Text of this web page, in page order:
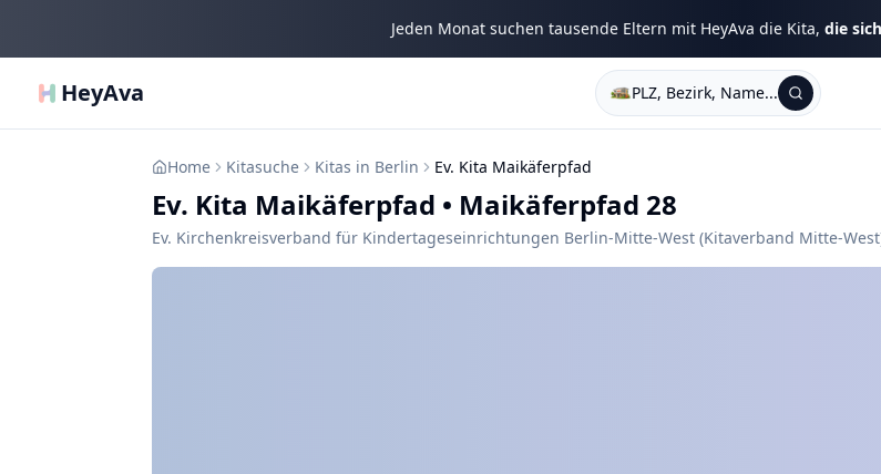
Jeden Monat suchen tausende Eltern mit HeyAva die Kita, die
HeyAva PLZ, Bezirk, Name...
Home Kitasuche Kitas in Berlin Ev. Kita Maikäferpfad
Ev. Kita Maikäferpfad • Maikäferpfad 28
Ev. Kirchenkreisverband für Kindertageseinrichtungen Berlin-Mitte-West (Kitaverband Mitte-